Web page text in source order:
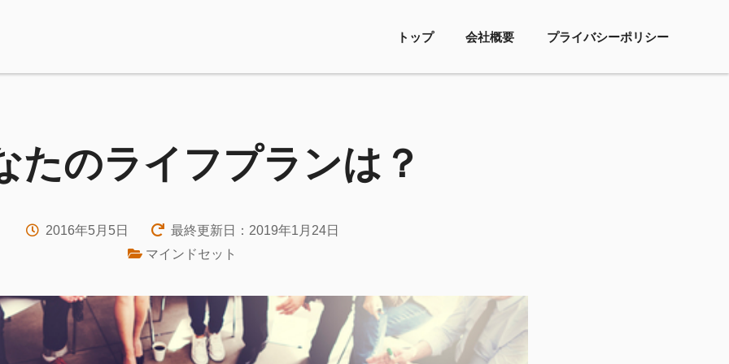
トップ 会社概要 プライバシーポリシー
たのライフプランは？
2016年5月5日
最終更新日：2019年1月24日
マインドセット